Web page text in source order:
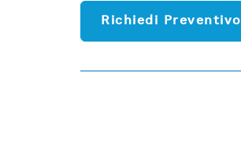
Richiedi Preventivo